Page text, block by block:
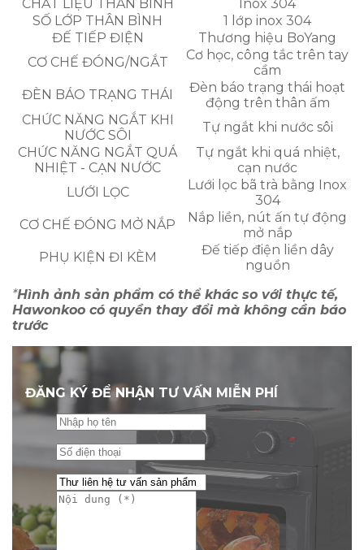
CHẤT LIỆU THÂN BÌNH
Inox 304
SỐ LỚP THÂN BÌNH
1 lớp inox 304
ĐẾ TIẾP ĐIỆN
Thương hiệu BoYang
CƠ CHẾ ĐÓNG/NGẮT
Cơ học, công tắc trên tay
cầm
ĐÈN BÁO TRẠNG THÁI
Đèn báo trạng thái hoạt
động trên thân ấm
CHỨC NĂNG NGẮT KHI
NƯỚC SÔI
Tự ngắt khi nước sôi
CHỨC NĂNG NGẮT QUÁ
NHIỆT - CẠN NƯỚC
Tự ngắt khi quá nhiệt,
cạn nước
LƯỚI LỌC
Lưới lọc bã trà bằng Inox
304
CƠ CHẾ ĐÓNG MỞ NẮP
Nắp liền, nút ấn tự động
mở nắp
PHỤ KIỆN ĐI KÈM
Đế tiếp điện liền dây
nguồn
*Hình ảnh sản phẩm có thể khác so với thực tế,
Hawonkoo có quyền thay đổi mà không cần báo
trước
ĐĂNG KÝ ĐỂ NHẬN TƯ VẤN MIỄN PHÍ